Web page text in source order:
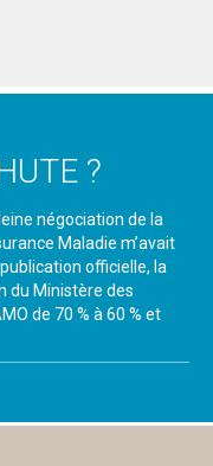
?
négociation de la
Maladie m’avait
officielle, la
du Ministère des
de 70 % à 60 % et